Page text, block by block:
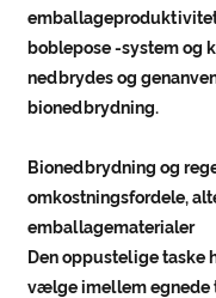
boblepose -system og
nedbrydes og
bionedbrydning.
Bionedbrydning og
omkostningsfordele,
emballagematerialer
Den oppustelige taske
vælge imellem